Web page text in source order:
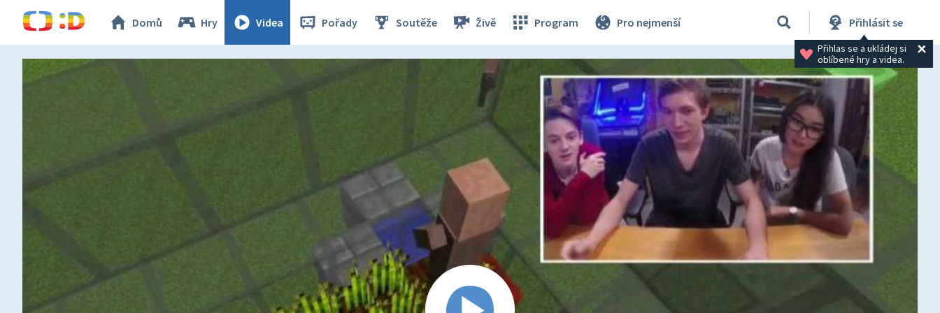
Domů Hry Videa Pořady Soutěže Živě Program Pro nejmenší Přihlásit se
Přihlas se a ukládej si
oblíbené hry a videa.